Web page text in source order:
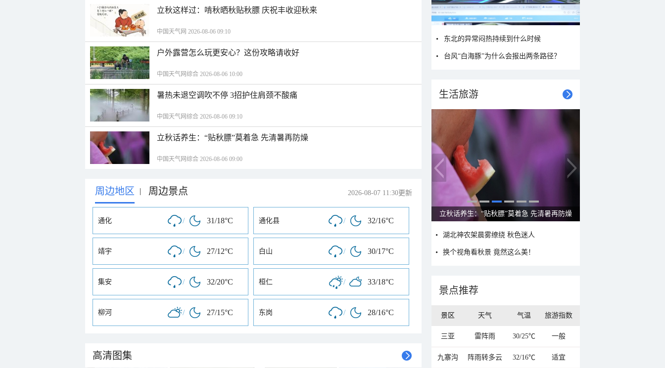
立秋这样过：啃秋晒秋贴秋膘 庆祝丰收迎秋来
中国天气网 2026-08-06 09:10
户外露营怎么玩更安心？这份攻略请收好
中国天气网综合 2026-08-06 10:00
暑热未退空调吹不停 3招护住肩颈不酸痛
中国天气网综合 2026-08-06 09:10
立秋话养生：“贴秋膘”莫着急 先清暑再防燥
中国天气网综合 2026-08-06 09:00
周边地区 | 周边景点 2026-08-07 11:30更新
通化 / 31/18°C 通化县 / 32/16°C
靖宇 / 27/12°C 白山 / 30/17°C
集安 / 32/20°C 桓仁 / 33/18°C
柳河 / 27/15°C 东岗 / 28/16°C
高清图集
东北的异常闷热持续到什么时候
台风“白海豚”为什么会报出两条路径？
生活旅游
雨后峨眉沟壑尽显 金顶显真容
湖北神农架晨雾缭绕 秋色迷人
换个视角看秋景 竟然这么美！
景点推荐
景区 天气 气温 旅游指数
三亚 雷阵雨 30/25℃ 一般
九寨沟 阵雨转多云 32/16℃ 适宜